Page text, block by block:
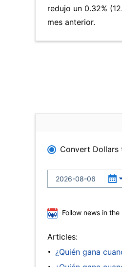
redujo un 0.32%
mes anterior.
Convert Dollars
Follow news in the
Articles:
¿Quién gana